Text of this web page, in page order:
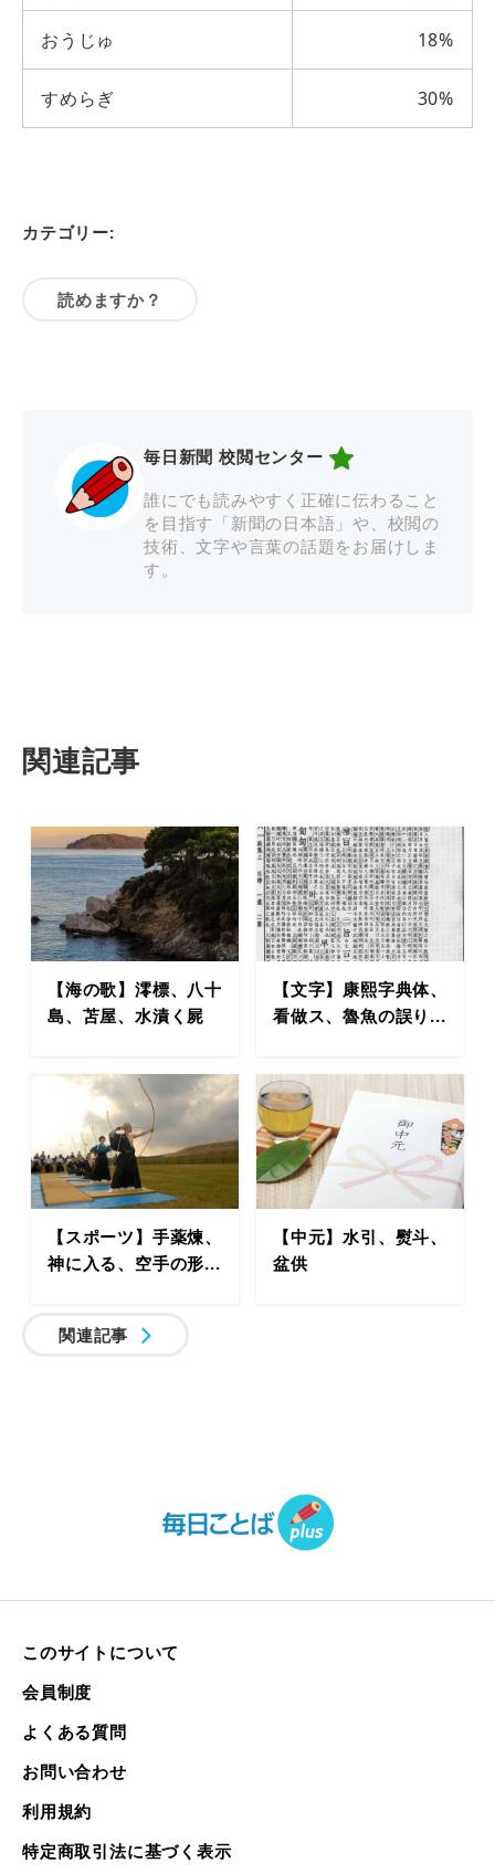
おうじゅ 18%
すめらぎ 30%
カテゴリー:
読めますか？
毎日新聞 校閲センター
誰にでも読みやすく正確に伝わること
を目指す「新聞の日本語」や、校閲の
技術、文字や言葉の話題をお届けしま
す。
関連記事
【海の歌】澪標、八十
島、苫屋、水漬く屍
【文字】康熙字典体、
看做ス、魯魚の誤り...
【スポーツ】手薬煉、
神に入る、空手の形...
【中元】水引、熨斗、
盆供
関連記事
このサイトについて
会員制度
よくある質問
お問い合わせ
利用規約
特定商取引法に基づく表示